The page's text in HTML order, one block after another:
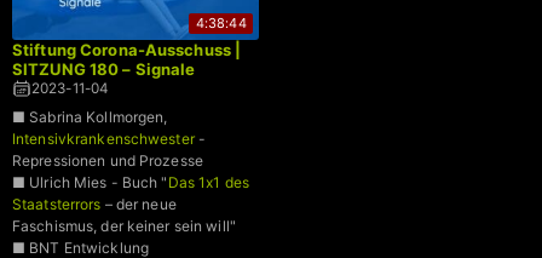
4:38:44
Stiftung Corona-Ausschuss |
SITZUNG 180 – Signale
2023-11-04
■ Sabrina Kollmorgen,
Intensivkrankenschwester-
Repressionen und Prozesse
■ Ulrich Mies - Buch " Das 1x1 des
Staatsterrors – der neue
Faschismus, der keiner sein will"
■ BNT Entwicklung